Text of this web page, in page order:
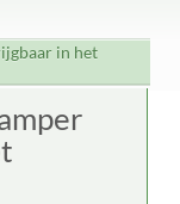
in het